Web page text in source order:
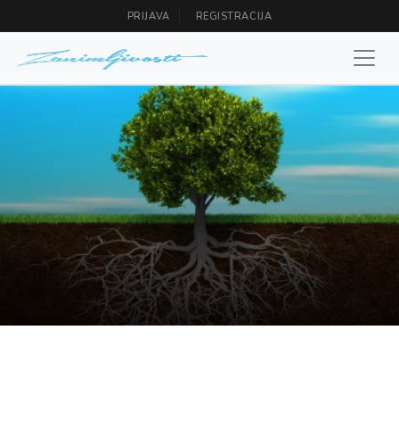
PRIJAVA REGISTRACIJA